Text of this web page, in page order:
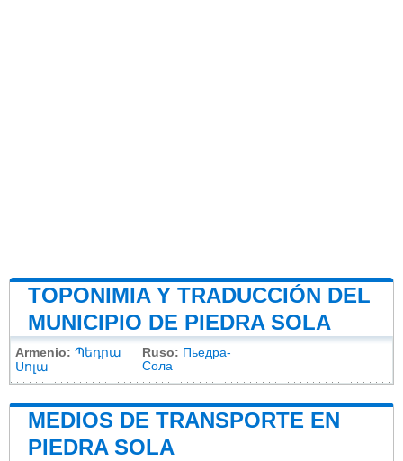
TOPONIMIA Y TRADUCCIÓN DEL
MUNICIPIO DE PIEDRA SOLA
Armenio: Պեդրա
Սոլա
Ruso: Пьедра-
Сола
MEDIOS DE TRANSPORTE EN
PIEDRA SOLA